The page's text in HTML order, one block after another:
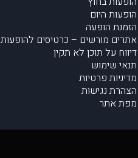
הופעות היום
הזמנת הופעה
אתרים מורשים – כרטיסים להופעות
דיווח על תוכן לא תקין
תנאי שימוש
מדיניות פרטיות
הצהרת נגישות
מפת אתר